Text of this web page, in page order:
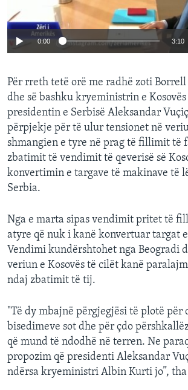
0:00 3:10
Për rreth tetë orë me radhë zoti
dhe së bashku kryeministrin e
presidentin e Serbisë Aleksandar
përpjekje për të ulur tensionet në
shmangien e tyre në prag të fillimit të
zbatimit të vendimit të qeverisë së
konvertimin e targave të makinave të
Serbia.
Nga e marta sipas vendimit pritet të
atyre që nuk i kanë konvertuar targat
Vendimi kundërshtohet nga Beogradi
veriun e Kosovës të cilët kanë
ndaj zbatimit të tij.
"Të dy mbajnë përgjegjësi të plotë për
bisedimeve sot dhe për çdo
që mund të ndodhë në terren. Ne
propozim që presidenti Aleksandar
ndërsa kryeministri Albin Kurti jo”,